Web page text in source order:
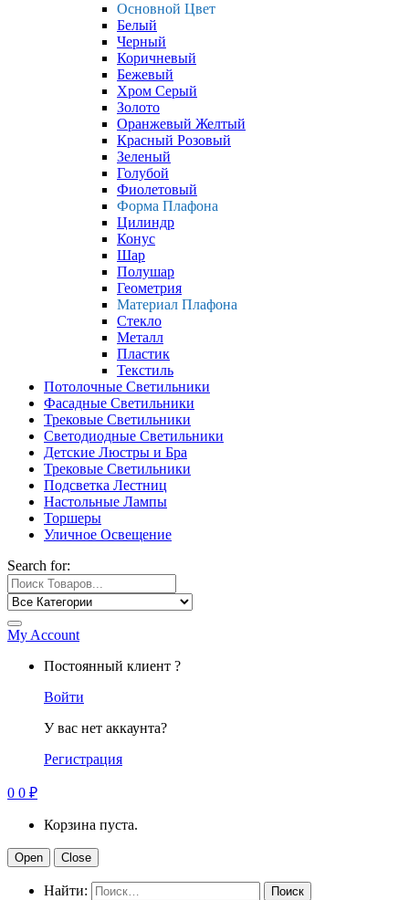
Основной Цвет
Белый
Черный
Коричневый
Бежевый
Хром Серый
Золото
Оранжевый Желтый
Красный Розовый
Зеленый
Голубой
Фиолетовый
Форма Плафона
Цилиндр
Конус
Шар
Полушар
Геометрия
Материал Плафона
Стекло
Металл
Пластик
Текстиль
Потолочные Светильники
Фасадные Светильники
Трековые Светильники
Светодиодные Светильники
Детские Люстры и Бра
Трековые Светильники
Подсветка Лестниц
Настольные Лампы
Торшеры
Уличное Освещение
Search for:
My Account
Постоянный клиент ?
Войти
У вас нет аккаунта?
Регистрация
0 0 ₽
Корзина пуста.
Open Close
Найти: